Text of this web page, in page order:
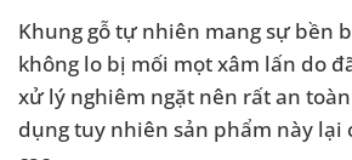
Khung gỗ tự nhiên mang sự bền
không lo bị mối mọt xâm lấn do
xử lý nghiêm ngặt nên rất an
dụng tuy nhiên sản phẩm này lại